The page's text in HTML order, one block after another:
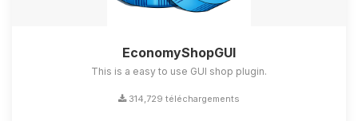
EconomyShopGUI
This is a easy to use GUI shop plugin.
314,729 téléchargements